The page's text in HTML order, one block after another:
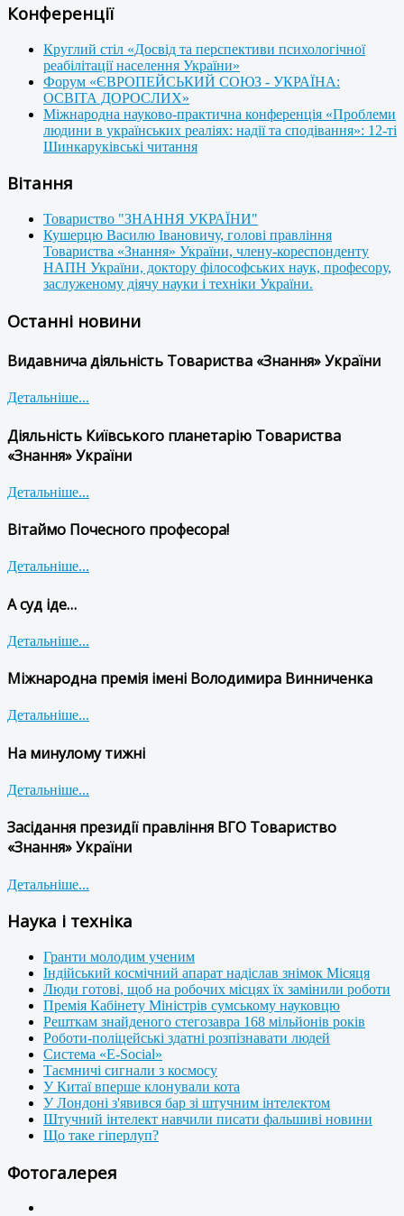
Конференції
Круглий стіл «Досвід та перспективи психологічної
реабілітації населення України»
Форум «ЄВРОПЕЙСЬКИЙ СОЮЗ - УКРАЇНА:
ОСВІТА ДОРОСЛИХ»
Міжнародна науково-практична конференція «Проблеми
людини в українських реаліях: надії та сподівання»: 12-ті
Шинкаруківські читання
Вітання
Товариство "ЗНАННЯ УКРАЇНИ"
Кушерцю Василю Івановичу, голові правління
Товариства «Знання» України, члену-кореспонденту
НАПН України, доктору філософських наук, професору,
заслуженому діячу науки і техніки України.
Останні новини
Видавнича діяльність Товариства «Знання» України
Детальніше...
Діяльність Київського планетарію Товариства
«Знання» України
Детальніше...
Вітаймо Почесного професора!
Детальніше...
А суд іде…
Детальніше...
Міжнародна премія імені Володимира Винниченка
Детальніше...
На минулому тижні
Детальніше...
Засідання президії правління ВГО Товариство
«Знання» України
Детальніше...
Наука і техніка
Гранти молодим ученим
Індійський космічний апарат надіслав знімок Місяця
Люди готові, щоб на робочих місцях їх замінили роботи
Премія Кабінету Міністрів сумському науковцю
Решткам знайденого стегозавра 168 мільйонів років
Роботи-поліцейські здатні розпізнавати людей
Система «E-Social»
Таємничі сигнали з космосу
У Китаї вперше клонували кота
У Лондоні з'явився бар зі штучним інтелектом
Штучний інтелект навчили писати фальшиві новини
Що таке гіперлуп?
Фотогалерея